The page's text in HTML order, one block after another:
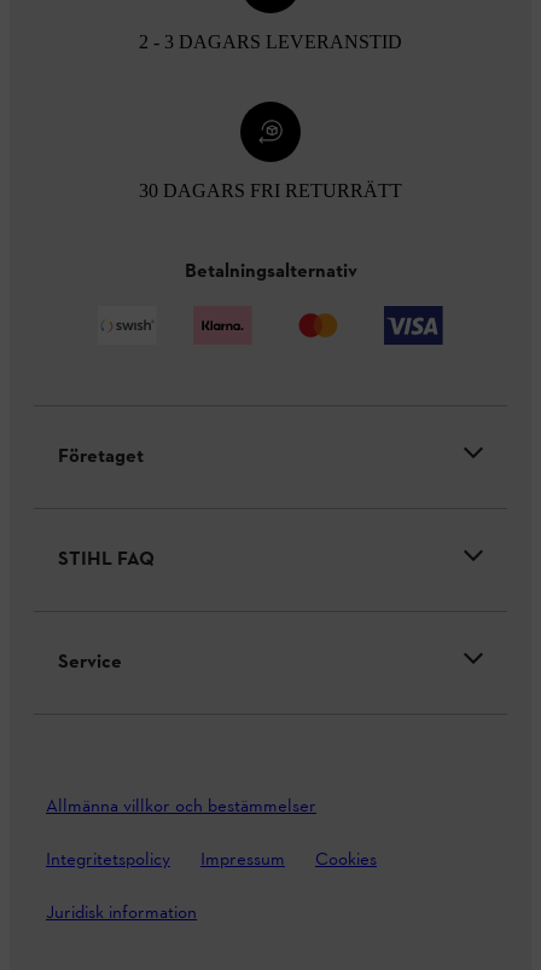
2 - 3 DAGARS LEVERANSTID
30 DAGARS FRI RETURRÄTT
Betalningsalternativ
Företaget
STIHL FAQ
Service
Allmänna villkor och bestämmelser
Integritetspolicy Impressum Cookies
Juridisk information